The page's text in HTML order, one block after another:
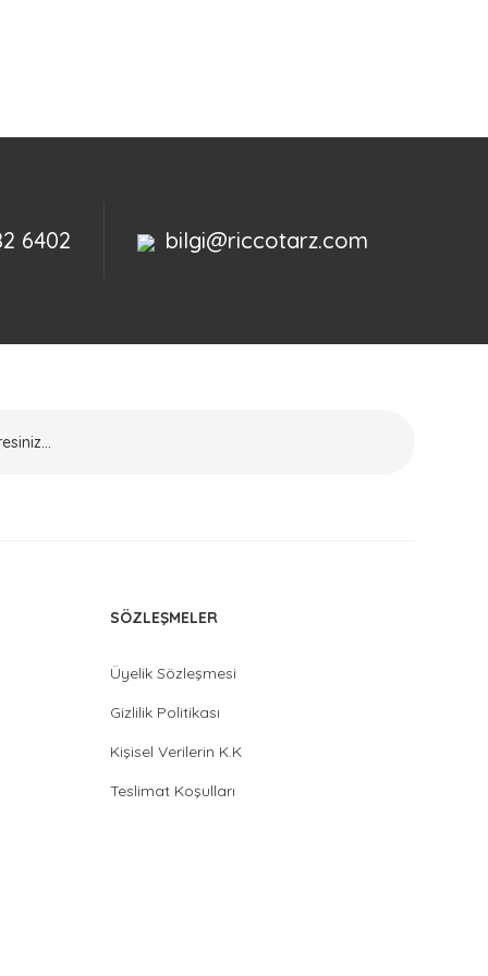
6402 bilgi@riccotarz.com
SÖZLEŞMELER
Üyelik Sözleşmesi
Gizlilik Politikası
Kişisel Verilerin K.K
Teslimat Koşulları